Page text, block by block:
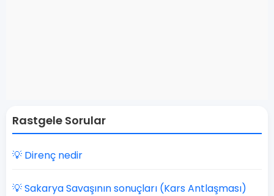
Rastgele Sorular
💡 Direnç nedir
💡 Sakarya Savaşının sonuçları (Kars Antlaşması)